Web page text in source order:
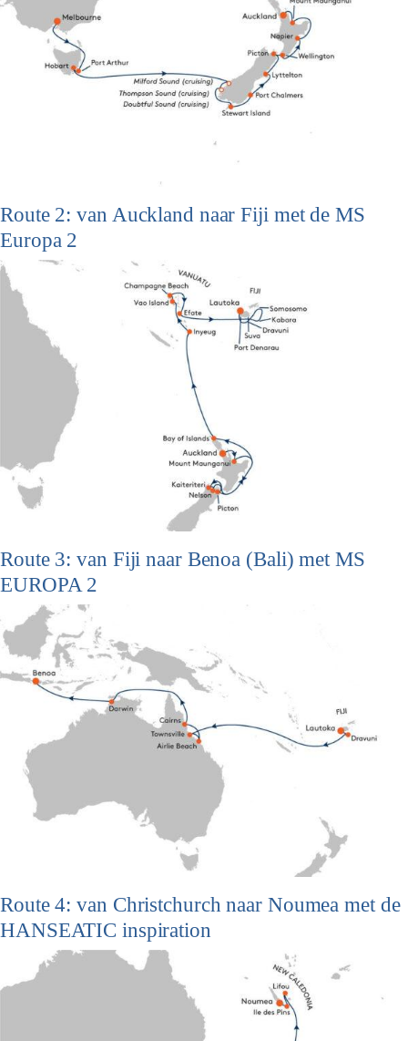
Route 2: van Auckland naar Fiji met de MS
Europa 2
Route 3: van Fiji naar Benoa (Bali) met MS
EUROPA 2
Route 4: van Christchurch naar Noumea met de
HANSEATIC inspiration